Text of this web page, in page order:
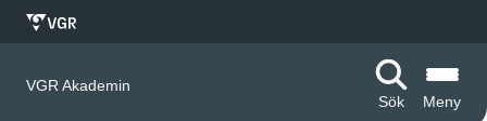
VGR Akademin
Sök
Meny